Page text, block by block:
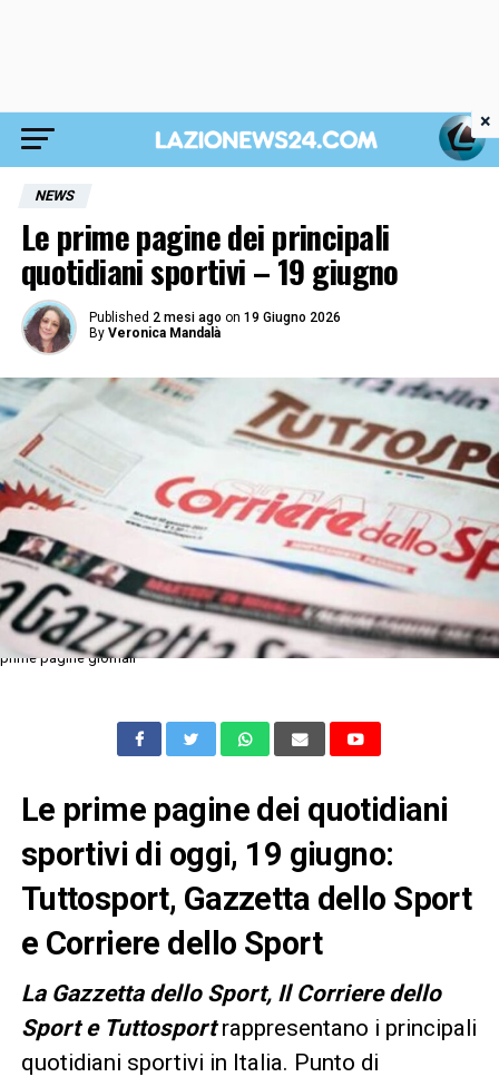
NEWS
Le prime pagine dei principali
quotidiani sportivi – 19 giugno
Published 2 mesi ago on 19 Giugno 2026
By Veronica Mandalà
prime pagine giornali
Le prime pagine dei quotidiani
sportivi di oggi, 19 giugno:
Tuttosport, Gazzetta dello Sport
e Corriere dello Sport
La Gazzetta dello Sport, Il Corriere dello
Sport e Tuttosportrappresentano i principali
quotidiani sportivi in Italia. Punto di
×